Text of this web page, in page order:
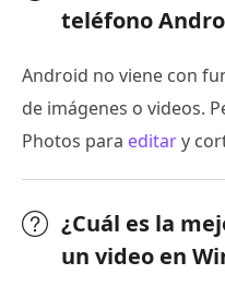
teléfono
Android no viene con
de imágenes o videos.
Photos para editary
¿Cuál es la
un video en